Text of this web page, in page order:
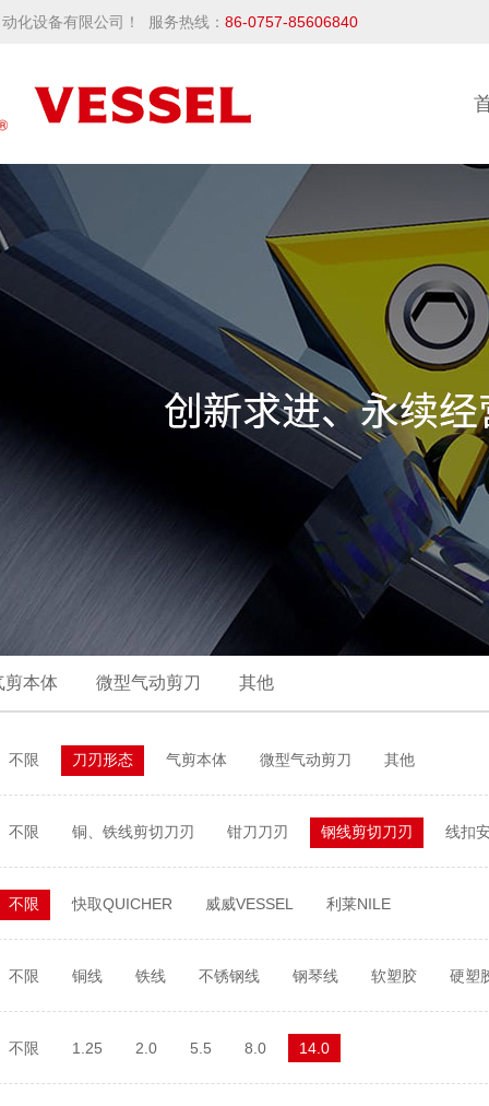
化设备有限公司！ 服务热线： 86-0757-85606840
剪本体 微型气动剪刀 其他
不限 刀刃形态 气剪本体 微型气动剪刀 其他
不限 铜、铁线剪切刀刃 钳刀刀刃 钢线剪切刀刃 线扣
不限 快取QUICHER 威威VESSEL 利莱NILE
不限 铜线 铁线 不锈钢线 钢琴线 软塑胶 硬塑
不限 1.25 2.0 5.5 8.0 14.0